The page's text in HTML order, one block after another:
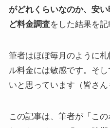
がどれくらいなのか、安
ど料金調査をした結果を記
筆者はほぼ毎月のように
ル料金には敏感です。そ
いと思っています（皆さん
この記事は、筆者が「こ